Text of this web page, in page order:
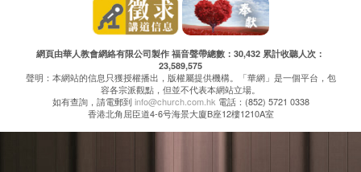
網頁由華人教會網絡有限公司製作 福音聲帶總數：30,432 累計收聽人次：
23,589,575
聲明：本網站的信息只獲授權播出，版權屬提供機構。「華網」是一個平台，包
容各宗派觀點，但並不代表本網站立場。
如有查詢，請電郵到info@church.com.hk 電話：(852) 5721 0338
香港北角屈臣道4-6号海景大廈B座12樓1210A室